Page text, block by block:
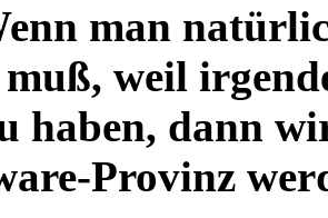
man
weil
haben, dann
Provinz